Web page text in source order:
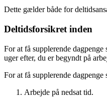
Dette gælder både for
Deltidsforsikret inden
For at få supplerende
uger efter, du er begyndt på
For at få supplerende
Arbejde på nedsat tid.